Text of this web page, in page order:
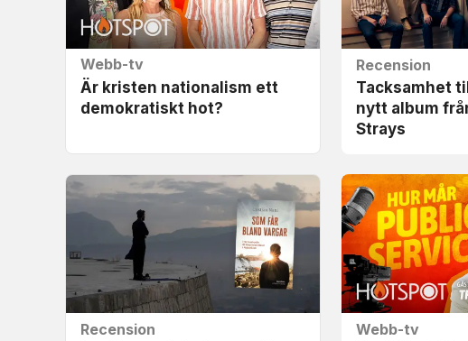
Webb-tv
Är kristen nationalism ett
demokratiskt hot?
Recension
Tacksamhet
nytt album
Strays
Recension
Webb-tv